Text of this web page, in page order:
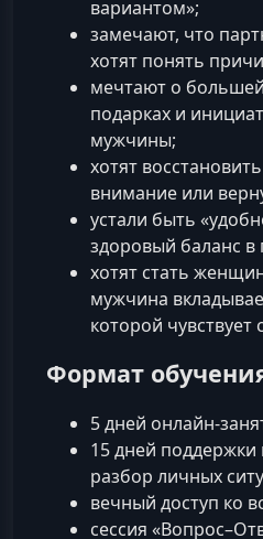
вариантом»;
замечают, что
хотят понять
мечтают о
подарках и
мужчины;
хотят
внимание или
устали быть
здоровый баланс в
хотят стать
мужчина
которой
Формат
5 дней онлайн-
15 дней поддержки
разбор личных
вечный доступ ко
сессия